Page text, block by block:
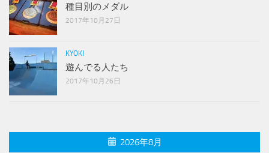
種目別のメダル
2017年10月27日
KYOKI
遊んでる人たち
2017年10月26日
2026年8月